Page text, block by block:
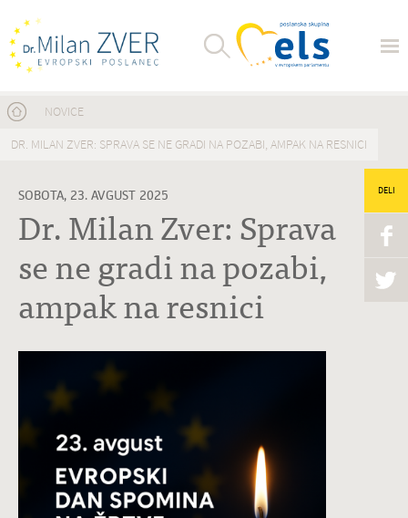
Nahajate se tukaj
NOVICE
DR. MILAN ZVER: SPRAVA SE NE GRADI NA POZABI, AMPAK NA RESNICI
SOBOTA, 23. AVGUST 2025
Dr. Milan Zver: Sprava
se ne gradi na pozabi,
ampak na resnici
DELI